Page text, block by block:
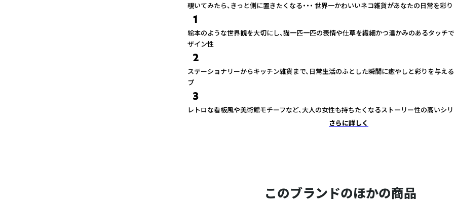
覗いてみたら、きっと側に置きたくなる・・・ 世界一かわいいネコ雑貨があなたの日常を彩り
1
絵本のような世界観を大切にし、猫一匹一匹の表情や仕草を繊細かつ温かみのあるタッチ
ザイン性
2
ステーショナリーからキッチン雑貨まで、日常生活のふとした瞬間に癒やしと彩りを与え
プ
3
レトロな看板風や美術館モチーフなど、大人の女性も持ちたくなるストーリー性の高いシ
さらに詳しく
このブランドのほかの商品